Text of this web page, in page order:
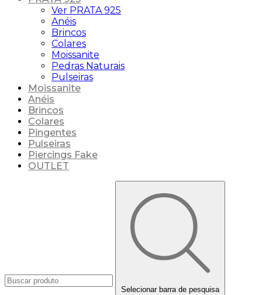
Ver PRATA 925
Anéis
Brincos
Colares
Moissanite
Pedras Naturais
Pulseiras
Moissanite
Anéis
Brincos
Colares
Pingentes
Pulseiras
Piercings Fake
OUTLET
Selecionar barra de pesquisa